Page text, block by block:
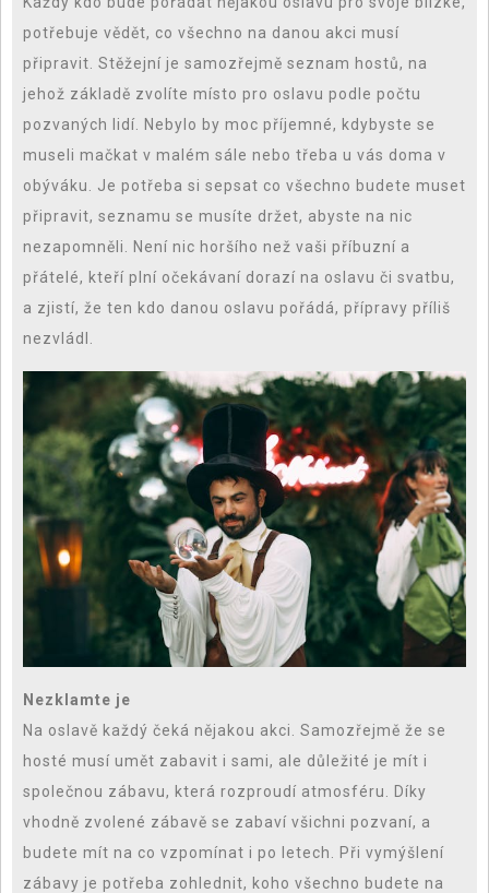
potřebuje vědět, co všechno na danou akci musí
připravit. Stěžejní je samozřejmě seznam hostů, na
jehož základě zvolíte místo pro oslavu podle počtu
pozvaných lidí. Nebylo by moc příjemné, kdybyste se
museli mačkat v malém sále nebo třeba u vás doma v
obýváku. Je potřeba si sepsat co všechno budete muset
připravit, seznamu se musíte držet, abyste na nic
nezapomněli. Není nic horšího než vaši příbuzní a
přátelé, kteří plní očekávaní dorazí na oslavu či svatbu,
a zjistí, že ten kdo danou oslavu pořádá, přípravy příliš
nezvládl.
Nezklamte je
Na oslavě každý čeká nějakou akci. Samozřejmě že se
hosté musí umět zabavit i sami, ale důležité je mít i
společnou zábavu, která rozproudí atmosféru. Díky
vhodně zvolené zábavě se zabaví všichni pozvaní, a
budete mít na co vzpomínat i po letech. Při vymýšlení
zábavy je potřeba zohlednit, koho všechno budete na